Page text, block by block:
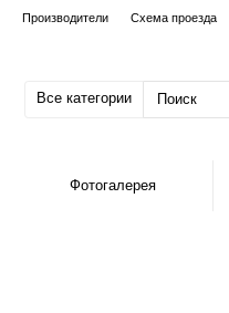
Производители Схема проезда
Все категории
Фотогалерея